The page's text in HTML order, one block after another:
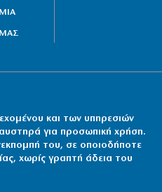
και των υπηρεσιών
αυστηρά για προσωπική χρήση.
του, σε οποιοδήποτε
χωρίς γραπτή άδεια του